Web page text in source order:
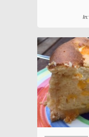
In: